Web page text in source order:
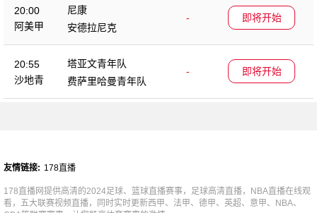
20:00
阿美甲
尼康
-
安德拉尼克
即将开始
20:55
沙地青
塔亚文青年队
-
费萨里哈曼青年队
即将开始
友情链接: 178直播
178直播网提供高清的2024足球、篮球直播赛事，足球高清直播，NBA直播在线观
看，五大联赛视频直播，同时实时更新西甲、法甲、德甲、英超、意甲、NBA、